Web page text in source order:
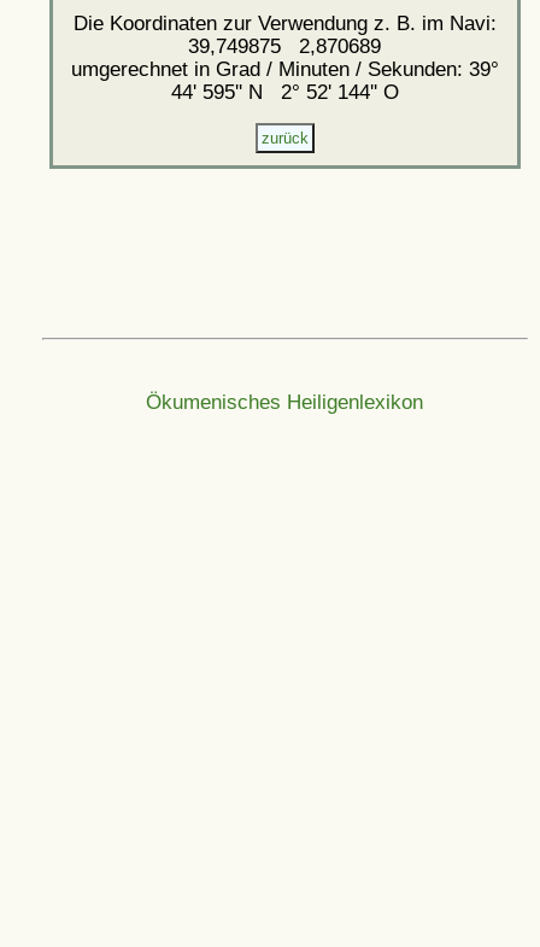
Die Koordinaten zur Verwendung z. B. im Navi:
39,749875 2,870689
umgerechnet in Grad / Minuten / Sekunden: 39°
44' 595'' N 2° 52' 144'' O
Ökumenisches Heiligenlexikon